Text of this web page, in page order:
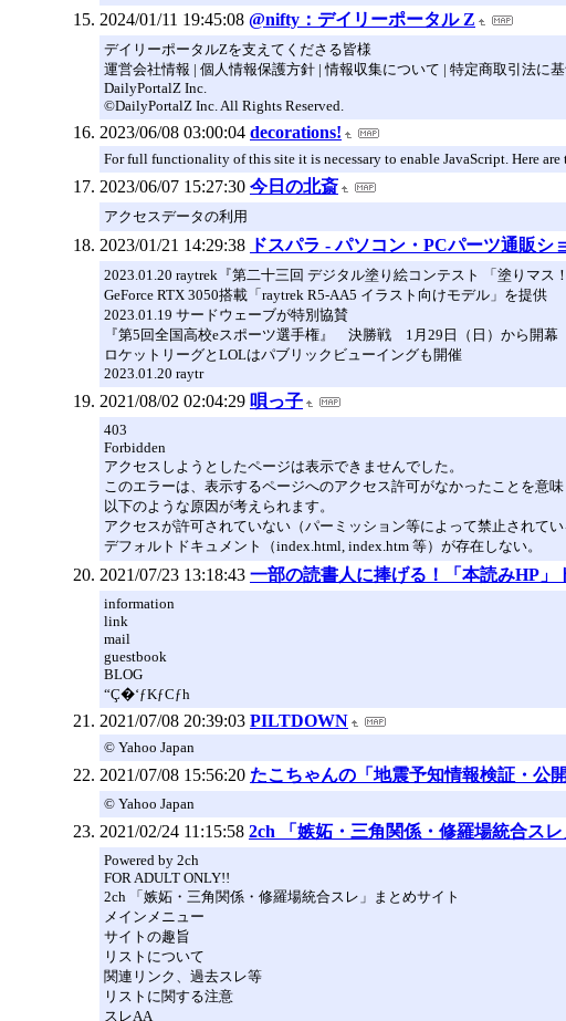
2024/01/11 19:45:08 @nifty：デイリーポータル Z
デイリーポータルZを支えてくださる皆様
運営会社情報 | 個人情報保護方針 | 情報収集について | 特定商取引法に
DailyPortalZ Inc.
©DailyPortalZ Inc. All Rights Reserved.
2023/06/08 03:00:04 decorations!
For full functionality of this site it is necessary to enable JavaScript. Here
2023/06/07 15:27:30 今日の北斎
アクセスデータの利用
2023/01/21 14:29:38 ドスパラ - パソコン・PCパーツ通販シ
2023.01.20 raytrek『第二十三回 デジタル塗り絵コンテスト 「塗りマス
GeForce RTX 3050搭載「raytrek R5-AA5 イラスト向けモデル」を提供
2023.01.19 サードウェーブが特別協賛
『第5回全国高校eスポーツ選手権』 決勝戦 1月29日（日）から開幕
ロケットリーグとLOLはパブリックビューイングも開催
2023.01.20 raytr
2021/08/02 02:04:29 唄っ子
403
Forbidden
アクセスしようとしたページは表示できませんでした。
このエラーは、表示するページへのアクセス許可がなかったことを意味
以下のような原因が考えられます。
アクセスが許可されていない（パーミッション等によって禁止されてい
デフォルトドキュメント（index.html, index.htm 等）が存在しない。
2021/07/23 13:18:43 一部の読書人に捧げる！「本読みHP」
information
link
mail
guestbook
BLOG
“Ç�‘ƒKƒCƒh
2021/07/08 20:39:03 PILTDOWN
© Yahoo Japan
2021/07/08 15:56:20 たこちゃんの「地震予知情報検証・公
© Yahoo Japan
2021/02/24 11:15:58 2ch 「嫉妬・三角関係・修羅場統合ス
Powered by 2ch
FOR ADULT ONLY!!
2ch 「嫉妬・三角関係・修羅場統合スレ」まとめサイト
メインメニュー
サイトの趣旨
リストについて
関連リンク、過去スレ等
リストに関する注意
スレAA